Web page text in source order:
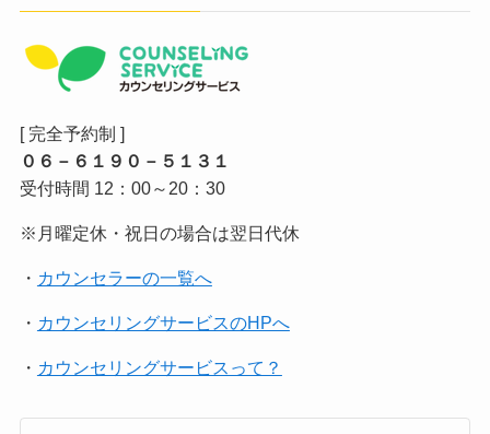
[ 完全予約制 ]
０６－６１９０－５１３１
受付時間 12：00～20：30
※月曜定休・祝日の場合は翌日代休
・ カウンセラーの一覧へ
・ カウンセリングサービスのHPへ
・ カウンセリングサービスって？